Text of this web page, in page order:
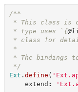
/**
* This class is
* type uses ` {
* class for
*
* The bindings
*/
Ext . define ( '
extend : '